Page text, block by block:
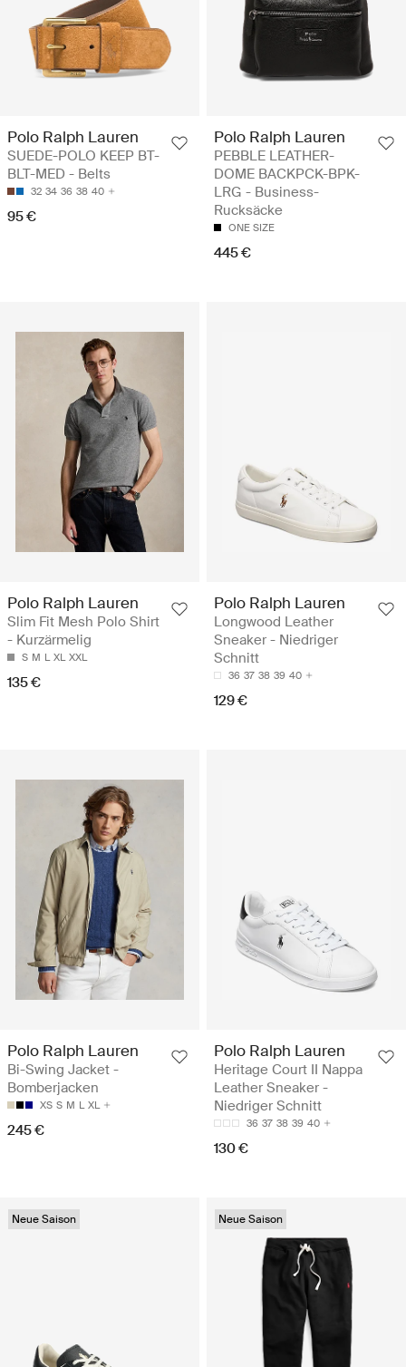
Polo Ralph Lauren
SUEDE-POLO KEEP BT-
BLT-MED - Belts
32 34 36 38 40
95 €
Polo Ralph Lauren
PEBBLE LEATHER-
DOME BACKPCK-BPK-
LRG - Business-
Rucksäcke
ONE SIZE
445 €
Polo Ralph Lauren
Slim Fit Mesh Polo Shirt
- Kurzärmelig
S M L XL XXL
135 €
Polo Ralph Lauren
Longwood Leather
Sneaker - Niedriger
Schnitt
36 37 38 39 40
129 €
Polo Ralph Lauren
Bi-Swing Jacket -
Bomberjacken
XS S M L XL
245 €
Polo Ralph Lauren
Heritage Court II Nappa
Leather Sneaker -
Niedriger Schnitt
36 37 38 39 40
130 €
Neue Saison Neue Saison